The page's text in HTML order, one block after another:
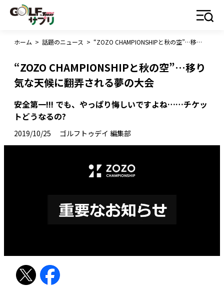
ホーム > 話題のニュース > “ZOZO CHAMPIONSHIPと秋の空”…移り気な天候に翻弄される夢の大会
“ZOZO CHAMPIONSHIPと秋の空”…移り
気な天候に翻弄される夢の大会
安全第一!!! でも、やっぱり悔しいですよね……チケッ
トどうなるの?
2019/10/25 ゴルフトゥデイ 編集部